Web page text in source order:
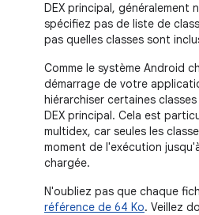
DEX principal, généralement
spécifiez pas de liste de
pas quelles classes sont
Comme le système Android
démarrage de votre
hiérarchiser certaines
DEX principal. Cela est
multidex, car seules les
moment de l'exécution
chargée.
N'oubliez pas que chaque
référence de 64 Ko. Veillez